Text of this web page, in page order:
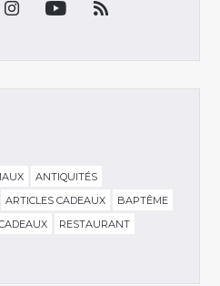
ANTIQUITÉS
ARTICLES CADEAUX
BAPTÊME
RESTAURANT